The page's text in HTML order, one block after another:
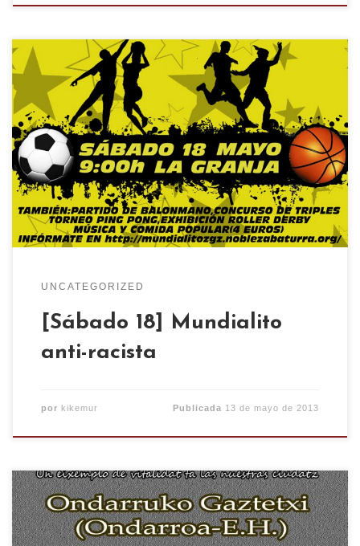
UNCATEGORIZED
[Sábado 18] Mundialito
anti-racista
por kikemur Publicada 13 de mayo de 2013
Dende A Enrestida tos queremos comunicar que o
diya 18 de Mayo, continando con o nuestro 10eno